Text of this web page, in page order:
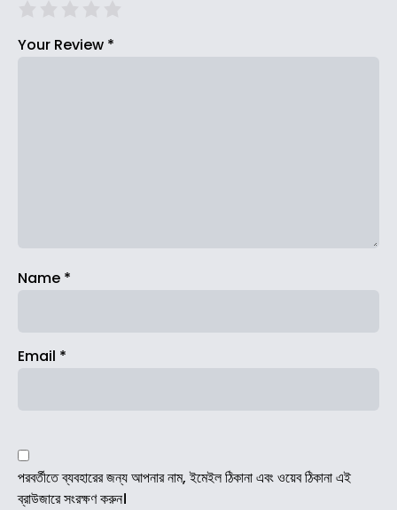
Your Review *
Name *
Email *
পরবর্তীতে ব্যবহারের জন্য আপনার নাম, ইমেইল ঠিকানা এবং ওয়েব ঠিকানা এই
ব্রাউজারে সংরক্ষণ করুন।